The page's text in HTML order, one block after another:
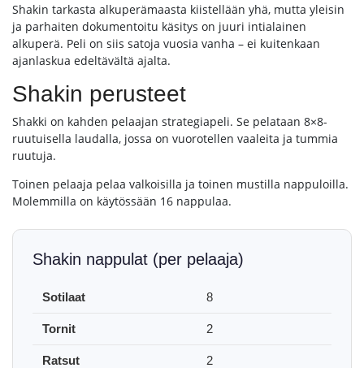
Shakin tarkasta alkuperämaasta kiistellään yhä, mutta yleisin
ja parhaiten dokumentoitu käsitys on juuri intialainen
alkuperä. Peli on siis satoja vuosia vanha – ei kuitenkaan
ajanlaskua edeltävältä ajalta.
Shakin perusteet
Shakki on kahden pelaajan strategiapeli. Se pelataan 8×8-
ruutuisella laudalla, jossa on vuorotellen vaaleita ja tummia
ruutuja.
Toinen pelaaja pelaa valkoisilla ja toinen mustilla nappuloilla.
Molemmilla on käytössään 16 nappulaa.
Shakin nappulat (per pelaaja)
Sotilaat 8
Tornit 2
Ratsut 2